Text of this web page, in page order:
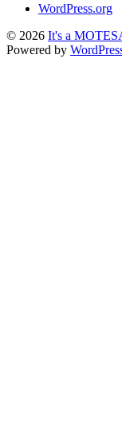
WordPress.org
© 2026 It's a
Powered by